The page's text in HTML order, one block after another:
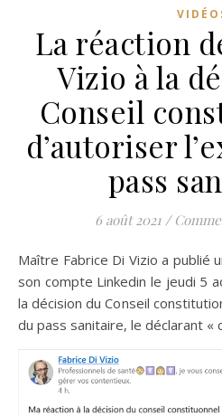
La réaction
Vizio à la
Conseil
d’autoriser
pass
6 août 2021 /
Maître Fabrice Di Vizio a publié une vidéo de 1 mn 45 s sur
son compte Linkedin le jeudi 5
la décision du Conseil
du pass sanitaire, le déclarant «